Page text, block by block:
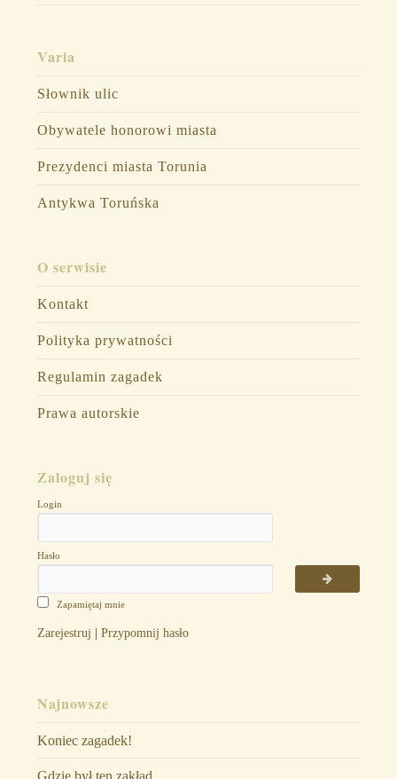
Varia
Słownik ulic
Obywatele honorowi miasta
Prezydenci miasta Torunia
Antykwa Toruńska
O serwisie
Kontakt
Polityka prywatności
Regulamin zagadek
Prawa autorskie
Zaloguj się
Login
Hasło
Zapamiętaj mnie
Zarejestruj | Przypomnij hasło
Najnowsze
Koniec zagadek!
Gdzie był ten zakład